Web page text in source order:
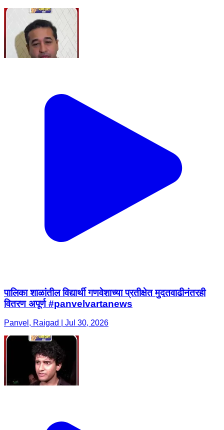
पालिका शाळांतील विद्यार्थी गणवेशाच्या प्रतीक्षेत मुदतवाढीनंतरही
वितरण अपूर्ण #panvelvartanews
Panvel, Raigad | Jul 30, 2026